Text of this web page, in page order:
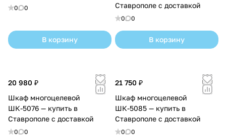
0 0
В корзину
Ставрополе с доставкой
0 0
В корзину
20 980 ₽
Шкаф многоцелевой
ШК-5076 — купить в
Ставрополе с доставкой
0 0
21 750 ₽
Шкаф многоцелевой
ШК-5085 — купить в
Ставрополе с доставкой
0 0